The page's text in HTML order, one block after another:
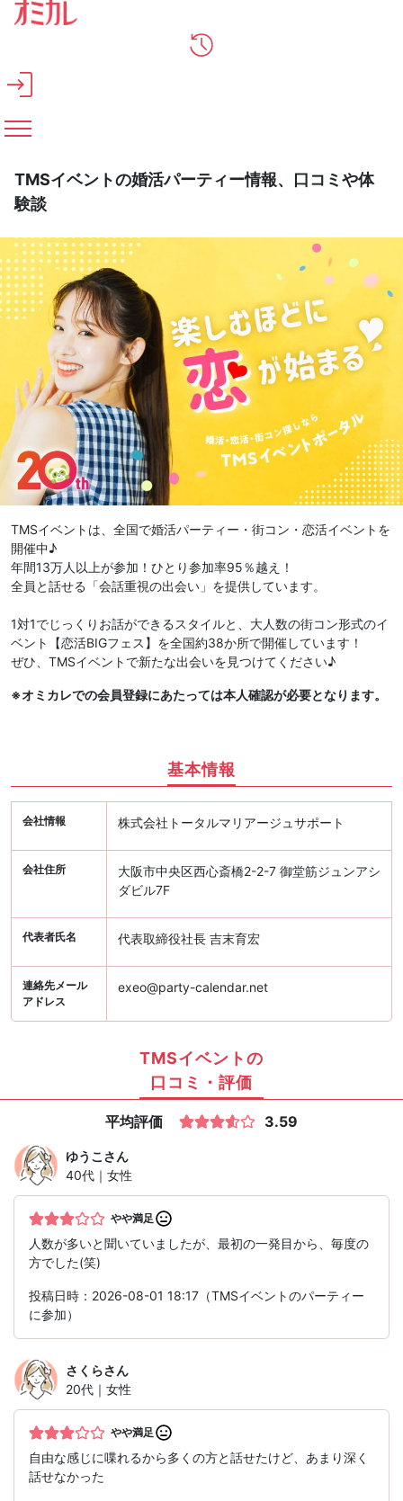
メインコンテンツへスキップ
TMSイベントの婚活パーティー情報、口コミや体
験談
TMSイベントは、全国で婚活パーティー・街コン・恋活イベントを
開催中♪
年間13万人以上が参加！ひとり参加率95％越え！
全員と話せる「会話重視の出会い」を提供しています。
1対1でじっくりお話ができるスタイルと、大人数の街コン形式のイ
ベント【恋活BIGフェス】を全国約38か所で開催しています！
ぜひ、TMSイベントで新たな出会いを見つけてください♪
※オミカレでの会員登録にあたっては本人確認が必要となります。
基本情報
会社情報 株式会社トータルマリアージュサポート
会社住所
大阪市中央区西心斎橋2-2-7 御堂筋ジュンアシ
ダビル7F
代表者氏名 代表取締役社長 吉末育宏
連絡先メール
アドレス
exeo@party-calendar.net
TMSイベントの
口コミ・評価
平均評価 3.59
ゆうこ さん
40代｜女性
やや満足
人数が多いと聞いていましたが、最初の一発目から、毎度の
方でした(笑)
投稿日時：2026-08-01 18:17（TMSイベントのパーティー
に参加）
さくらさん
20代｜女性
やや満足
自由な感じに喋れるから多くの方と話せたけど、あまり深く
話せなかった